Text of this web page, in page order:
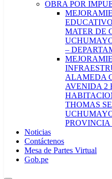
OBRA POR
MATER DE
–
ALAMEDA
AVENIDA 2
THOMAS
PROVINCIA
Noticias
Contáctenos
Mesa de Partes Virtual
Gob.pe